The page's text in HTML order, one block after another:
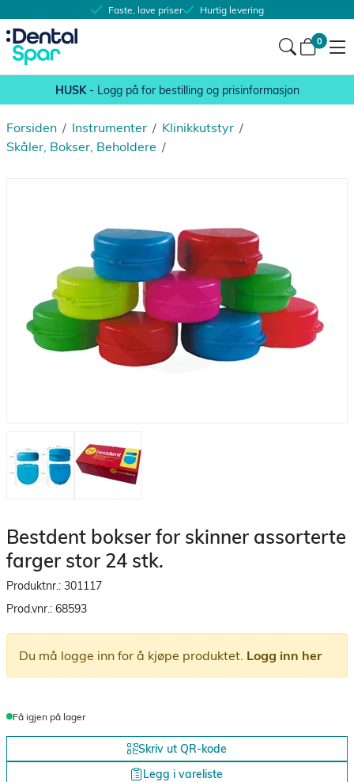
Faste, lave priser Hurtig levering
0
HUSK- Logg på for bestilling og prisinformasjon
/
Forsiden /
Instrumenter /
Klinikkutstyr
/
Skåler, Bokser, Beholdere
Bestdent bokser for skinner assorterte
farger stor 24 stk.
Produktnr.: 301117
Prod.vnr.: 68593
Du må logge inn for å kjøpe produktet. Logg inn her
Få igjen på lager
Skriv ut QR-kode
Legg i vareliste